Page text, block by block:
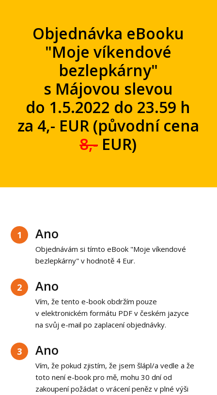
Objednávka eBooku
"Moje víkendové
bezlepkárny"
s Májovou slevou
do 1.5.2022 do 23.59 h
za 4,- EUR (původní cena
8,-EUR)
1 Ano
Objednávám si tímto eBook "Moje víkendové
bezlepkárny" v hodnotě 4 Eur.
2 Ano
Vím, že tento e-book obdržím pouze
v elektronickém formátu PDF v českém jazyce
na svůj e-mail po zaplacení objednávky.
3 Ano
Vím, že pokud zjistím, že jsem šlápl/a vedle a že
toto není e-book pro mě, mohu 30 dní od
zakoupení požádat o vrácení peněz v plné výši